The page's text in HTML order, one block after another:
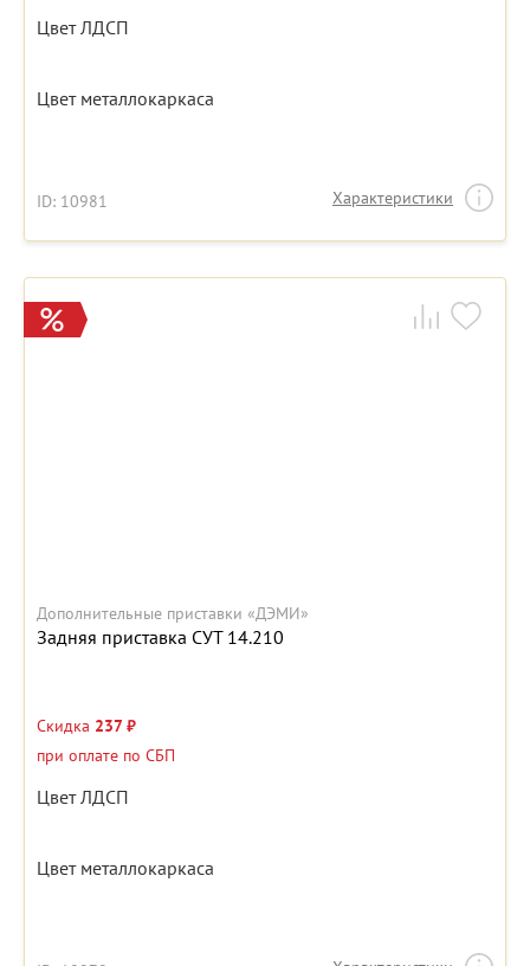
Цвет ЛДСП
Цвет металлокаркаса
ID: 10981 Характеристики
Дополнительные приставки «ДЭМИ»
Задняя приставка СУТ 14.210
Скидка 237 ₽
при оплате по СБП
Цвет ЛДСП
Цвет металлокаркаса